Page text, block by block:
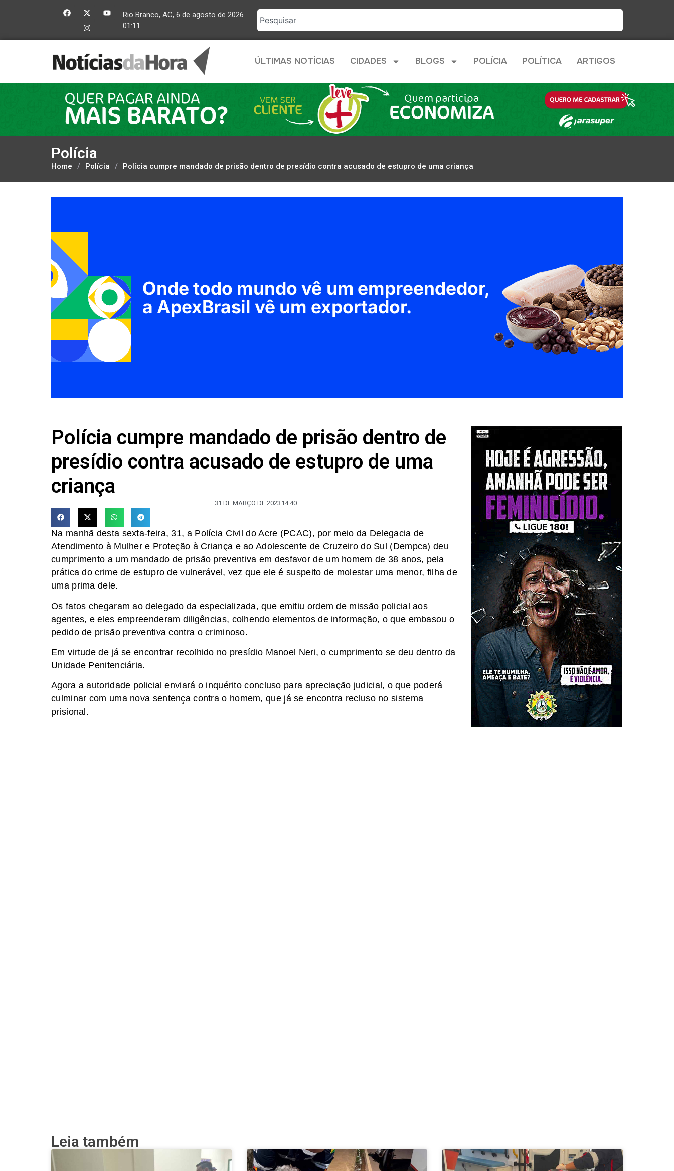
Rio Branco, AC, 6 de agosto de 2026
01:11
ÚLTIMAS NOTÍCIAS CIDADES BLOGS POLÍCIA POLÍTICA ARTIGOS
Polícia
Home / Polícia / Polícia cumpre mandado de prisão dentro de presídio contra acusado de estupro de uma criança
Polícia cumpre mandado de prisão dentro de
presídio contra acusado de estupro de uma
criança
31 DE MARÇO DE 2023 14:40
Na manhã desta sexta-feira, 31, a Polícia Civil do Acre (PCAC), por meio da Delegacia de
Atendimento à Mulher e Proteção à Criança e ao Adolescente de Cruzeiro do Sul (Dempca) deu
cumprimento a um mandado de prisão preventiva em desfavor de um homem de 38 anos, pela
prática do crime de estupro de vulnerável, vez que ele é suspeito de molestar uma menor, filha de
uma prima dele.
Os fatos chegaram ao delegado da especializada, que emitiu ordem de missão policial aos
agentes, e eles empreenderam diligências, colhendo elementos de informação, o que embasou o
pedido de prisão preventiva contra o criminoso.
Em virtude de já se encontrar recolhido no presídio Manoel Neri, o cumprimento se deu dentro da
Unidade Penitenciária.
Agora a autoridade policial enviará o inquérito concluso para apreciação judicial, o que poderá
culminar com uma nova sentença contra o homem, que já se encontra recluso no sistema
prisional.
Leia também